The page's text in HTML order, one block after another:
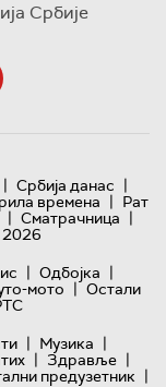
Србије
| Србија данас |
времена | Рат
| Сматрачница |
2026
| Одбојка |
мото | Остали
| Музика |
| Здравље |
предузетник |